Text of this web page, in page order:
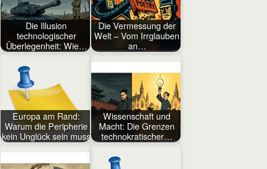
Die Illusion
technologischer
Überlegenheit: Wie…
Die Vermessung der
Welt – Vom Irrglauben
an…
Europa am Rand:
Warum die Peripherie
kein Unglück sein muss
Wissenschaft und
Macht: Die Grenzen
technokratischer…